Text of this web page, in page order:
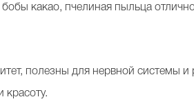
какао, пчелиная пыльца
полезны для нервной системы
красоту.